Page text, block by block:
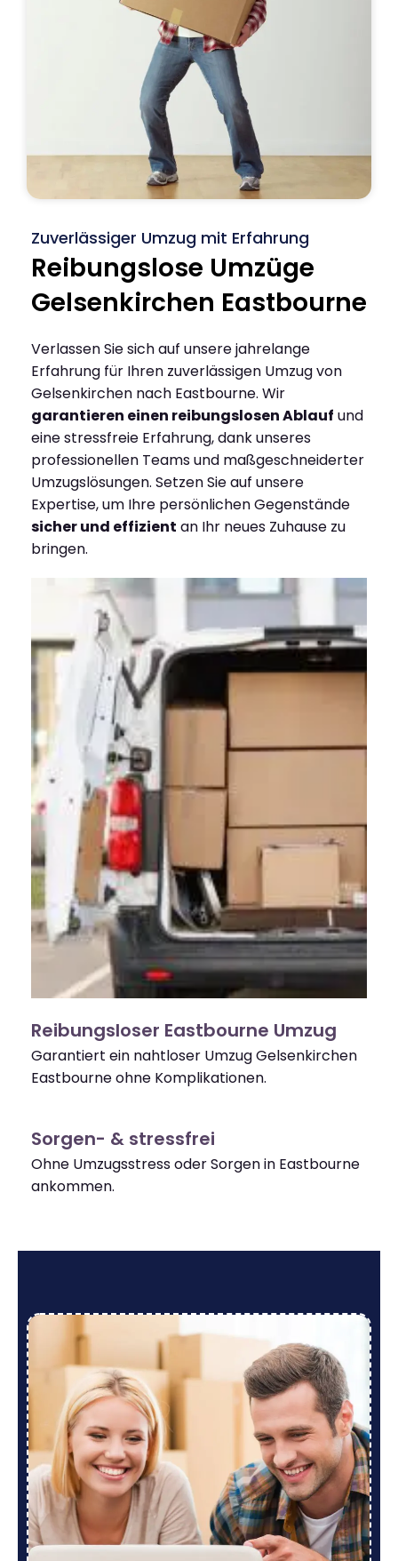
Zuverlässiger Umzug mit Erfahrung
Reibungslose Umzüge
Gelsenkirchen Eastbourne
Verlassen Sie sich auf unsere jahrelange
Erfahrung für Ihren zuverlässigen Umzug von
Gelsenkirchen nach Eastbourne. Wir
garantieren einen reibungslosen Ablauf und
eine stressfreie Erfahrung, dank unseres
professionellen Teams und maßgeschneiderter
Umzugslösungen. Setzen Sie auf unsere
Expertise, um Ihre persönlichen Gegenstände
sicher und effizient an Ihr neues Zuhause zu
bringen.
Reibungsloser Eastbourne Umzug
Garantiert ein nahtloser Umzug Gelsenkirchen
Eastbourne ohne Komplikationen.
Sorgen- & stressfrei
Ohne Umzugsstress oder Sorgen in Eastbourne
ankommen.